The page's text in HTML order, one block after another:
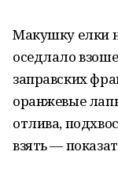
Макушку елки
оседлало
заправских
оранжевые
отлива,
взять —